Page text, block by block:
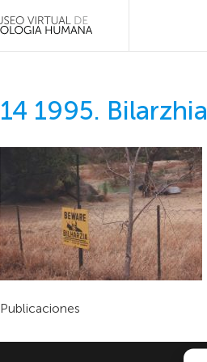
14 1995. Bilarzhia
Publicaciones